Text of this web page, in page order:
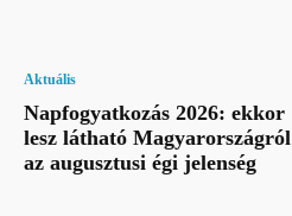
Aktuális
Napfogyatkozás 2026: ekkor
lesz látható Magyarországról
az augusztusi égi jelenség